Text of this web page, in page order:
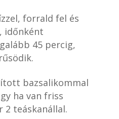
forrald fel és
időnként
45 percig,
bazsalikommal
ha van friss
2 teáskanállal.